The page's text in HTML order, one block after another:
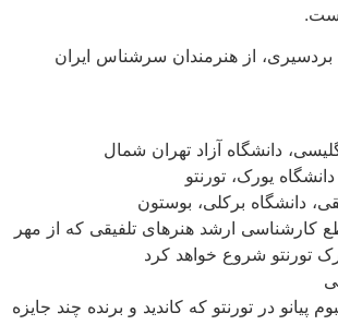
از هنرمندان سرشناس ایران
دانشگاه آزاد تهران شمال
یورک، تورنتو
دانشگاه برکلی، بوستون
کارشناسی ارشد هنرهای تلفیقی که از مهر
پیانو در تورنتو که کاندید و برنده چند جایزه